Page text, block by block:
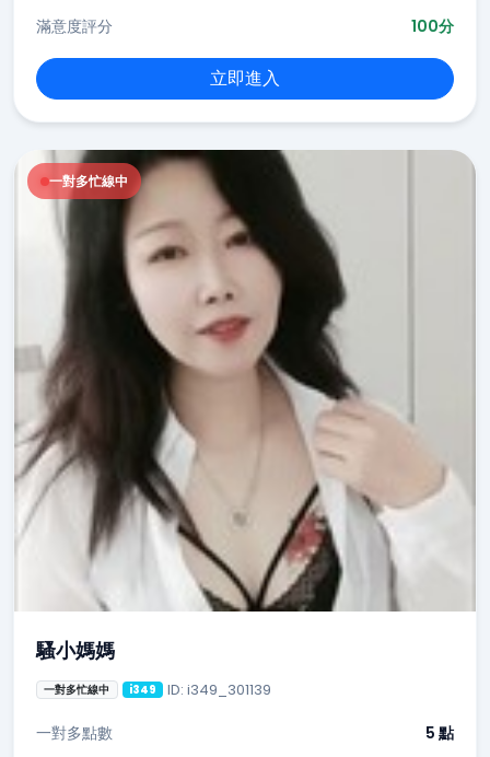
滿意度評分
100分
立即進入
一對多忙線中
騷小媽媽
一對多忙線中 i349 ID: i349_301139
一對多點數 5 點